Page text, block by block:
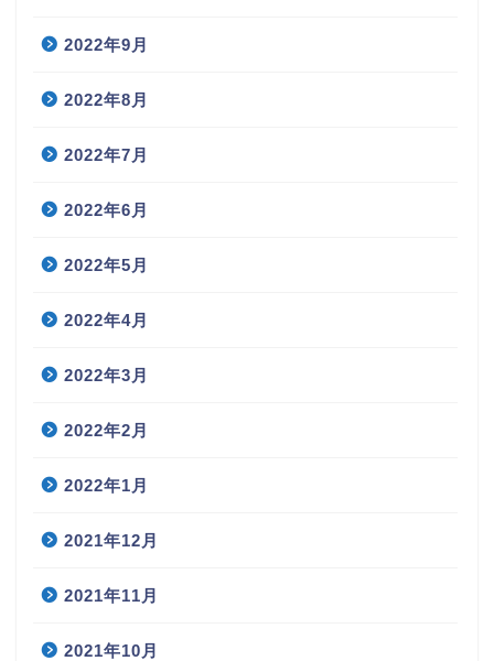
2022年9月
2022年8月
2022年7月
2022年6月
2022年5月
2022年4月
2022年3月
2022年2月
2022年1月
2021年12月
2021年11月
2021年10月